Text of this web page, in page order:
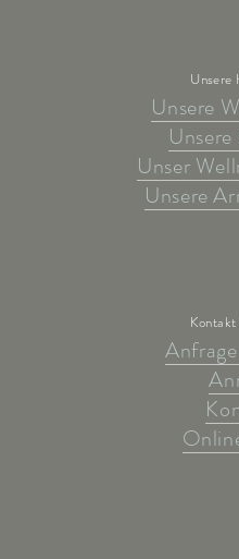
Unsere
Unsere
Unser
Unsere